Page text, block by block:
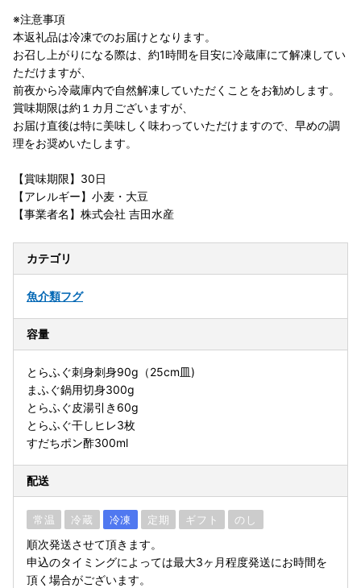
※注意事項
本返礼品は冷凍でのお届けとなります。
お召し上がりになる際は、約1時間を目安に冷蔵庫にて解凍してい
ただけますが、
前夜から冷蔵庫内で自然解凍していただくことをお勧めします。
賞味期限は約１カ月ございますが、
お届け直後は特に美味しく味わっていただけますので、早めの調
理をお奨めいたします。
【賞味期限】30日
【アレルギー】小麦・大豆
【事業者名】株式会社 吉田水産
カテゴリ
魚介類フグ
容量
とらふぐ刺身刺身90g（25cm皿)
まふぐ鍋用切身300g
とらふぐ皮湯引き60g
とらふぐ干しヒレ3枚
すだちポン酢300ml
配送
常温 冷蔵 冷凍 定期 ギフト のし
順次発送させて頂きます。
申込のタイミングによっては最大3ヶ月程度発送にお時間を
頂く場合がございます。